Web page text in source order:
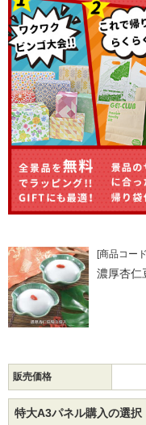
[商品コー
濃厚杏仁
販売価格
特大A3パネル購入の選択